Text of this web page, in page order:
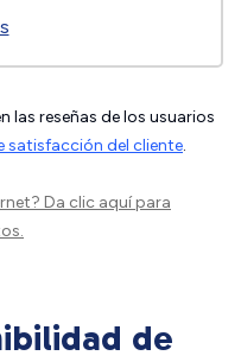
las reseñas de los usuarios
satisfacción del cliente.
Da clic aquípara
de